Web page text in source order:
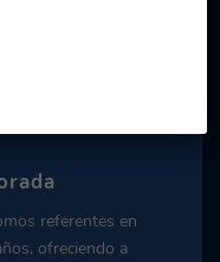
referentes en
ofreciendo a